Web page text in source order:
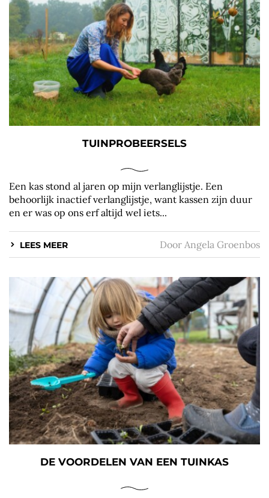
TUINPROBEERSELS
Een kas stond al jaren op mijn verlanglijstje. Een
behoorlijk inactief verlanglijstje, want kassen zijn duur
en er was op ons erf altijd wel iets...
LEES MEER Door Angela Groenbos
DE VOORDELEN VAN EEN TUINKAS